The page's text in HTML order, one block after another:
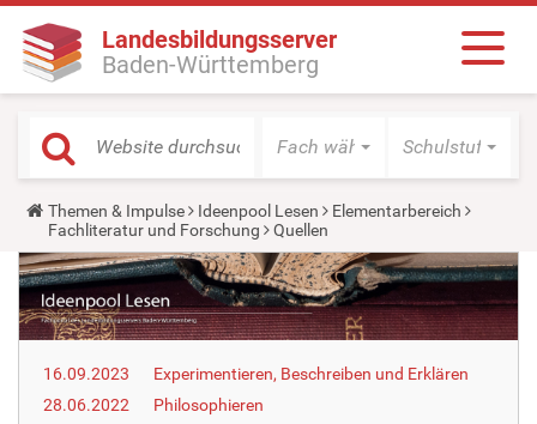
Landesbildungsserver
Baden-Württemberg
Fach wählen Schulstufe
Y
o
u
a
r
e
h
e
e
:
Themen & Impulse Ideenpool Lesen
Elementarbereich
Fachliteratur und Forschung
Quellen
16.09.2023
Experimentieren, Beschreiben und Erklären
28.06.2022
Philosophieren